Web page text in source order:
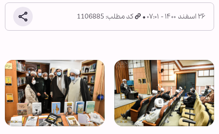
۲۶ اسفند ۱۴۰۰ - ۰۷:۰۱ کد مطلب: 1106885